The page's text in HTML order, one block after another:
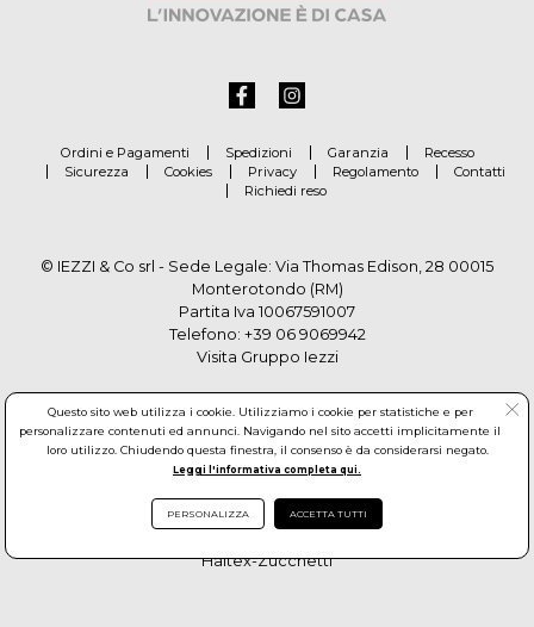
Ordini e Pagamenti Spedizioni Garanzia
Recesso
Sicurezza
Cookies Privacy Regolamento
Contatti
Richiedi reso
© IEZZI & Co srl - Sede Legale: Via Thomas Edison, 28 00015
Monterotondo (RM)
Partita Iva 10067591007
Telefono: +39 06 9069942
Visita Gruppo Iezzi
Haitex-Zucchetti
Questo sito web utilizza i cookie. Utilizziamo i cookie per statistiche e per
personalizzare contenuti ed annunci. Navigando nel sito accetti implicitamente il
loro utilizzo. Chiudendo questa finestra, il consenso è da considerarsi negato.
Leggi l'informativa completa qui.
PERSONALIZZA ACCETTA TUTTI